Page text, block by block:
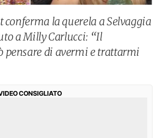
la querela a Selvaggia
a Milly Carlucci: “Il
pensare di avermi e trattarmi
CONSIGLIATO